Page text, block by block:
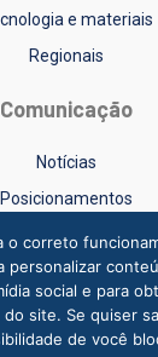
e materiais
Regionais
Comunicação
Notícias
Posicionamentos
RS na Mídia
Vídeos
o correto
personalizar
social e para
site. Se quiser
de você